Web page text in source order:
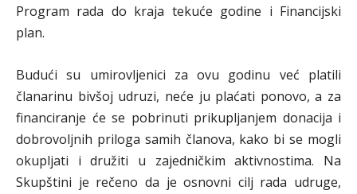
Program rada do kraja tekuće godine i Financijski
plan.
Budući su umirovljenici za ovu godinu već platili
članarinu bivšoj udruzi, neće ju plaćati ponovo, a za
financiranje će se pobrinuti prikupljanjem donacija i
dobrovoljnih priloga samih članova, kako bi se mogli
okupljati i družiti u zajedničkim aktivnostima. Na
Skupštini je rečeno da je osnovni cilj rada udruge,